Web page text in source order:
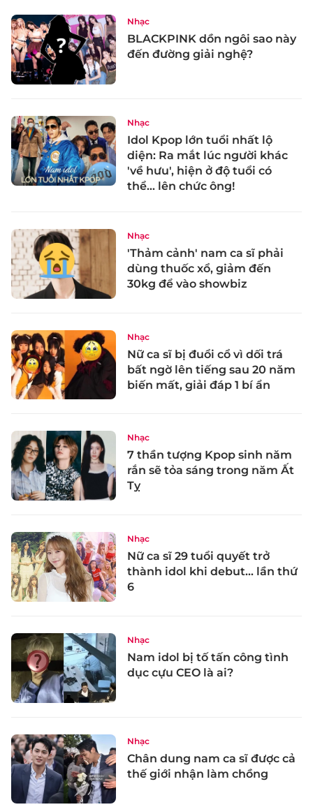
Nhạc
BLACKPINK dồn ngôi sao này
đến đường giải nghệ?
Nhạc
Idol Kpop lớn tuổi nhất lộ
diện: Ra mắt lúc người khác
'về hưu', hiện ở độ tuổi có
thể... lên chức ông!
Nhạc
'Thảm cảnh' nam ca sĩ phải
dùng thuốc xổ, giảm đến
30kg để vào showbiz
Nhạc
Nữ ca sĩ bị đuổi cổ vì dối trá
bất ngờ lên tiếng sau 20 năm
biến mất, giải đáp 1 bí ẩn
Nhạc
7 thần tượng Kpop sinh năm
rắn sẽ tỏa sáng trong năm Ất
Tỵ
Nhạc
Nữ ca sĩ 29 tuổi quyết trở
thành idol khi debut... lần thứ
6
Nhạc
Nam idol bị tố tấn công tình
dục cựu CEO là ai?
Nhạc
Chân dung nam ca sĩ được cả
thế giới nhận làm chồng